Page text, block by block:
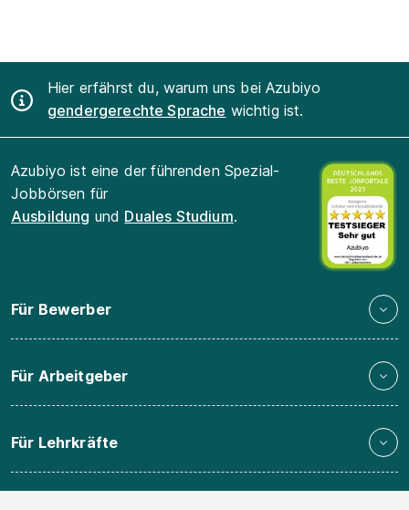
Hier erfährst du, warum uns bei Azubiyo
gendergerechte Sprache wichtig ist.
Azubiyo ist eine der führenden Spezial-
Jobbörsen für
Ausbildung und Duales Studium.
Für Bewerber
Für Arbeitgeber
Für Lehrkräfte